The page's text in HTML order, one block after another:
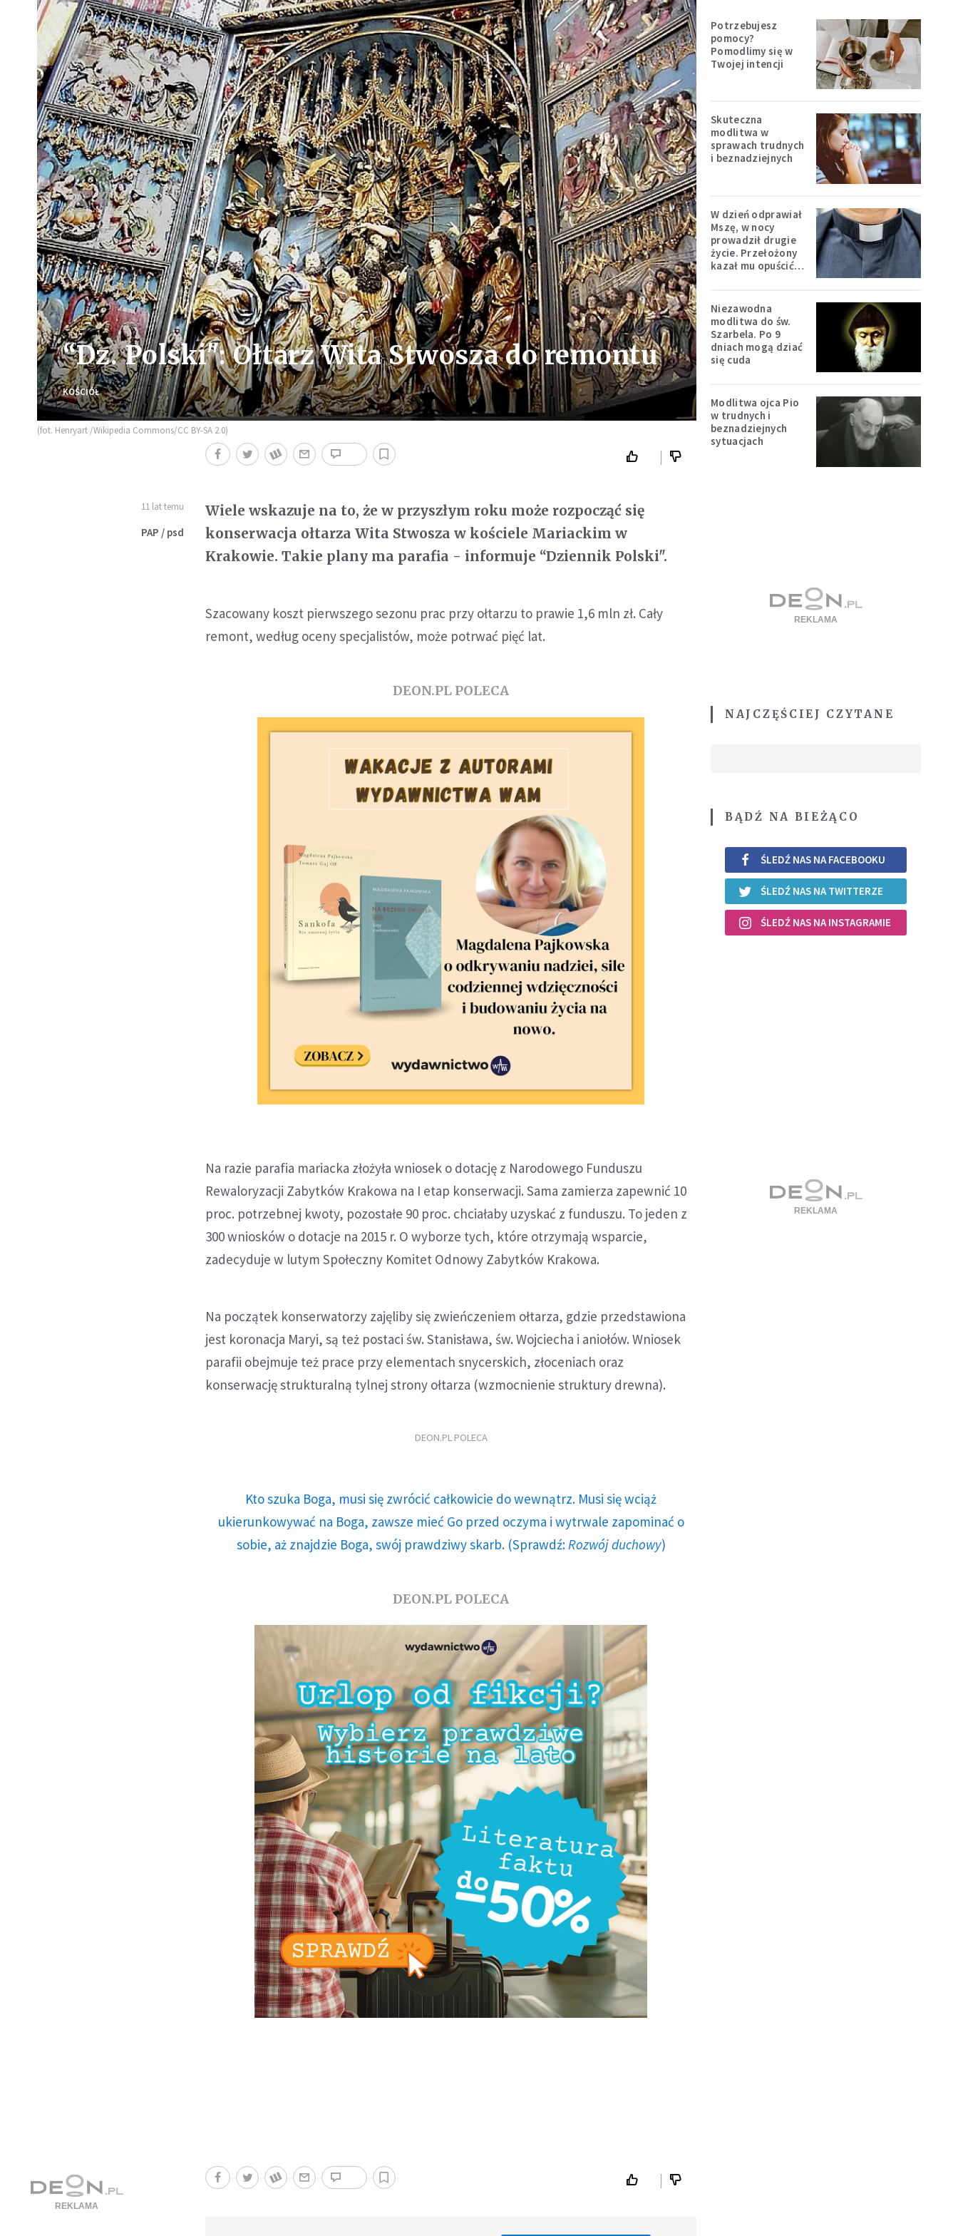
“Dz. Polski": Ołtarz Wita Stwosza do remontu
KOŚCIÓŁ
(fot. Henryart /Wikipedia Commons/CC BY-SA 2.0)
11 lat temu
PAP / psd
Wiele wskazuje na to, że w przyszłym roku może rozpocząć się
konserwacja ołtarza Wita Stwosza w kościele Mariackim w
Krakowie. Takie plany ma parafia - informuje “Dziennik Polski".
Szacowany koszt pierwszego sezonu prac przy ołtarzu to prawie 1,6 mln zł. Cały
remont, według oceny specjalistów, może potrwać pięć lat.
DEON.PL POLECA
Na razie parafia mariacka złożyła wniosek o dotację z Narodowego Funduszu
Rewaloryzacji Zabytków Krakowa na I etap konserwacji. Sama zamierza zapewnić 10
proc. potrzebnej kwoty, pozostałe 90 proc. chciałaby uzyskać z funduszu. To jeden z
300 wniosków o dotacje na 2015 r. O wyborze tych, które otrzymają wsparcie,
zadecyduje w lutym Społeczny Komitet Odnowy Zabytków Krakowa.
Na początek konserwatorzy zajęliby się zwieńczeniem ołtarza, gdzie przedstawiona
jest koronacja Maryi, są też postaci św. Stanisława, św. Wojciecha i aniołów. Wniosek
parafii obejmuje też prace przy elementach snycerskich, złoceniach oraz
konserwację strukturalną tylnej strony ołtarza (wzmocnienie struktury drewna).
DEON.PL POLECA
Kto szuka Boga, musi się zwrócić całkowicie do wewnątrz. Musi się wciąż
ukierunkowywać na Boga, zawsze mieć Go przed oczyma i wytrwale zapominać o
sobie, aż znajdzie Boga, swój prawdziwy skarb. (Sprawdź: Rozwój duchowy)
DEON.PL POLECA
Potrzebujesz
pomocy?
Pomodlimy się w
Twojej intencji
Skuteczna
modlitwa w
sprawach trudnych
i beznadziejnych
W dzień odprawiał
Mszę, w nocy
prowadził drugie
życie. Przełożony
kazał mu opuścić
Niezawodna
modlitwa do św.
Szarbela. Po 9
dniach mogą dziać
się cuda
Modlitwa ojca Pio
w trudnych i
beznadziejnych
sytuacjach
NAJCZĘŚCIEJ CZYTANE
BĄDŹ NA BIEŻĄCO
ŚLEDŹ NAS NA FACEBOOKU
ŚLEDŹ NAS NA TWITTERZE
ŚLEDŹ NAS NA INSTAGRAMIE